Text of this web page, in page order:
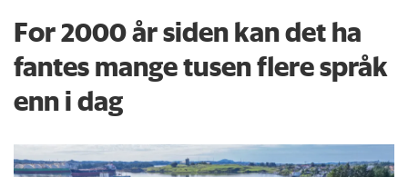
For 2000 år siden kan det ha
fantes mange tusen flere språk
enn i dag